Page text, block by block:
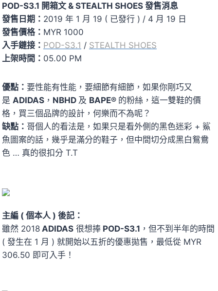
POD-S3.1 開箱文 & STEALTH SHOES 發售消息
發售日期： 2019 年 1 月 19 ( 已發行 ) / 4 月 19 日
發售價格： MYR 1000
入手鏈接： POD-S3.1 / STEALTH SHOES
上架時間： 05.00 PM
優點： 要性能有性能，要細節有細節，如果你剛巧又
是 ADIDAS ， NBHD 及 BAPE® 的粉絲，這一雙鞋的價
格，買三個品牌的設計，何樂而不為呢？
缺點： 哥個人的看法是，如果只是看外側的黑色迷彩 + 鯊
魚圖案的話，幾乎是滿分的鞋子，但中間切分成黑白鴛鴦
色 … 真的很扣分 T.T
主編 ( 個本人 ) 後記：
雖然 2018 ADIDAS 很想捧 POD-S3.1 ，但不到半年的時間
( 發生在 1 月 ) 就開始以五折的優惠拋售，最低從 MYR
306.50 即可入手！